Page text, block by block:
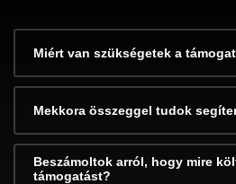
Miért van szükségetek a
Mekkora összeggel tudok
Beszámoltok arról, hogy mire
támogatást?